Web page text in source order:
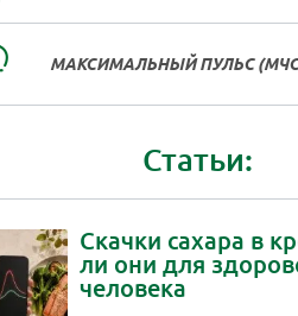
МАКСИМАЛЬНЫЙ ПУЛЬС
Статьи:
Скачки сахара в
ли они для
человека